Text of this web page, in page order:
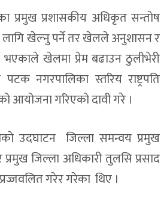
प्रमुख प्रशासकीय अधिकृत सन्ताेष
खेल्नु पर्ने तर खेलले अनुशासन र
भएकाले खेलमा प्रेम बढाउन ठुलीभेरी
नगरपालिका स्तरिय राष्ट्रपति
आयोजना गरिएको दावी गरे ।
उदघाटन जिल्ला समन्वय प्रमुख
प्रमुख जिल्ला अधिकारी तुलसि प्रसाद
गरेर गरेका थिए ।